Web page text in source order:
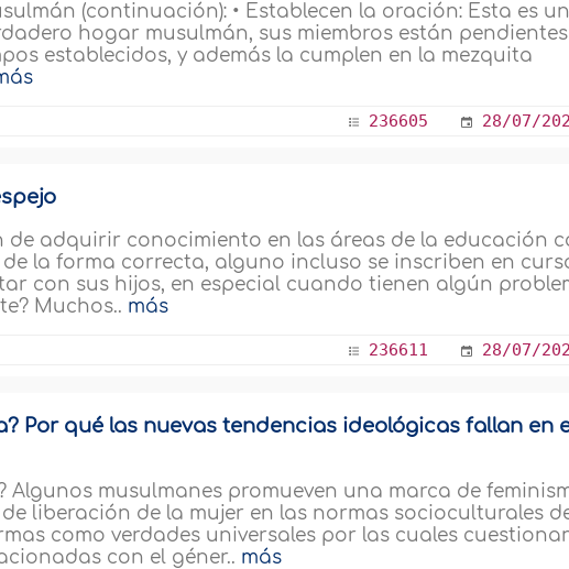
(continuación): • Establecen la oración: Esta es
hogar musulmán, sus miembros están pendientes
establecidos, y además la cumplen en la mezquita
236605 28/07/
de adquirir conocimiento en las áreas de la educación
la forma correcta, alguno incluso se inscriben en
con sus hijos, en especial cuando tienen algún
Muchos.. más
236611 28/07/
Por qué las nuevas tendencias ideológicas fallan en
Algunos musulmanes promueven una marca de
liberación de la mujer en las normas socioculturales
como verdades universales por las cuales
con el géner.. más